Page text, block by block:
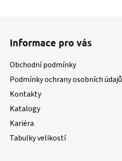
Informace pro vás
Obchodní podmínky
Podmínky ochrany osobních údajů
Kontakty
Katalogy
Kariéra
Tabulky velikostí